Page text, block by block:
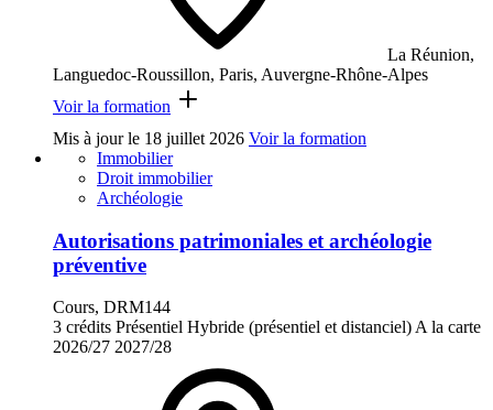
La Réunion,
Languedoc-Roussillon, Paris, Auvergne-Rhône-Alpes
Voir la formation
Mis à jour le 18 juillet 2026 Voir la formation
Immobilier
Droit immobilier
Archéologie
Autorisations patrimoniales et archéologie
préventive
Cours, DRM144
3 crédits Présentiel Hybride (présentiel et distanciel) A la carte
2026/27 2027/28